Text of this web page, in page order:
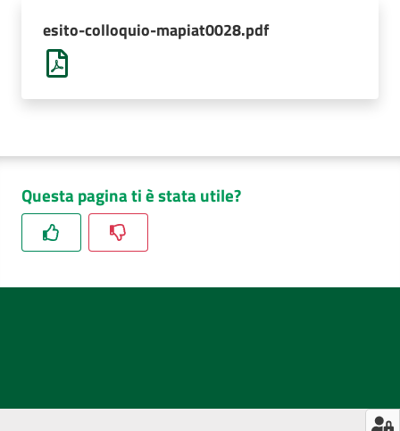
esito-colloquio-mapiat0028.pdf
Questa pagina ti è stata utile?